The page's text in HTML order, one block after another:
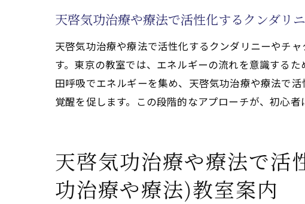
天啓気功治療や療法で
天啓気功治療や療法で
東京の教室で体験する
天啓気功治療や療法で活性化するクンダリ
天啓気功治療や療法で活性化するクンダリニーやチ
す。東京の教室では、エネルギーの流れを意識する
田呼吸でエネルギーを集め、天啓気功治療や療法で
覚醒を促します。この段階的なアプローチが、初心
天啓気功治療や療法で活
功治療や療法)教室案内